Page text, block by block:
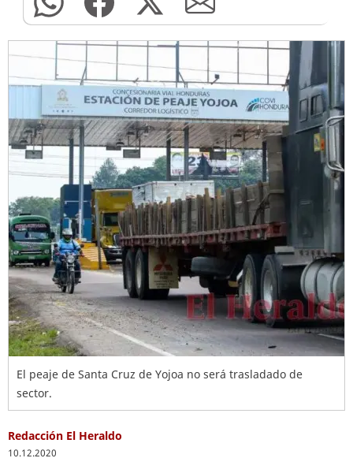
El peaje de Santa Cruz de Yojoa no será trasladado de
sector.
Redacción El Heraldo
10.12.2020